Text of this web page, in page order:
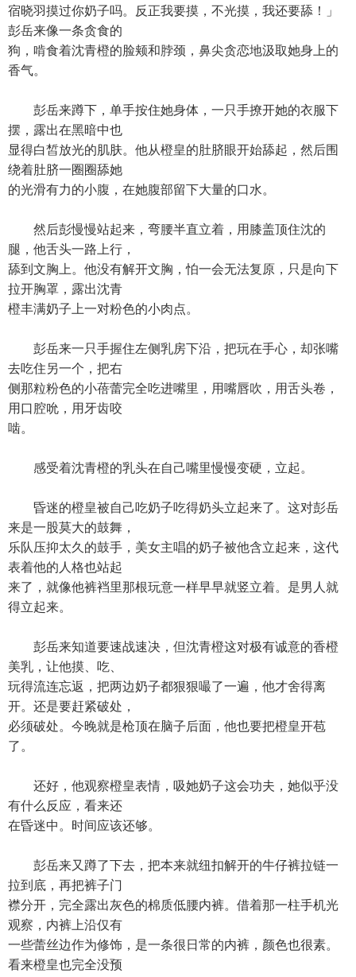
宿晓羽摸过你奶子吗。反正我要摸，不光摸，我还要舔！」
彭岳来像一条贪食的
狗，啃食着沈青橙的脸颊和脖颈，鼻尖贪恋地汲取她身上的
香气。
彭岳来蹲下，单手按住她身体，一只手撩开她的衣服下
摆，露出在黑暗中也
显得白皙放光的肌肤。他从橙皇的肚脐眼开始舔起，然后围
绕着肚脐一圈圈舔她
的光滑有力的小腹，在她腹部留下大量的口水。
然后彭慢慢站起来，弯腰半直立着，用膝盖顶住沈的
腿，他舌头一路上行，
舔到文胸上。他没有解开文胸，怕一会无法复原，只是向下
拉开胸罩，露出沈青
橙丰满奶子上一对粉色的小肉点。
彭岳来一只手握住左侧乳房下沿，把玩在手心，却张嘴
去吃住另一个，把右
侧那粒粉色的小蓓蕾完全吃进嘴里，用嘴唇吹，用舌头卷，
用口腔吮，用牙齿咬
啮。
感受着沈青橙的乳头在自己嘴里慢慢变硬，立起。
昏迷的橙皇被自己吃奶子吃得奶头立起来了。这对彭岳
来是一股莫大的鼓舞，
乐队压抑太久的鼓手，美女主唱的奶子被他含立起来，这代
表着他的人格也站起
来了，就像他裤裆里那根玩意一样早早就竖立着。是男人就
得立起来。
彭岳来知道要速战速决，但沈青橙这对极有诚意的香橙
美乳，让他摸、吃、
玩得流连忘返，把两边奶子都狠狠嘬了一遍，他才舍得离
开。还是要赶紧破处，
必须破处。今晚就是枪顶在脑子后面，他也要把橙皇开苞
了。
还好，他观察橙皇表情，吸她奶子这会功夫，她似乎没
有什么反应，看来还
在昏迷中。时间应该还够。
彭岳来又蹲了下去，把本来就纽扣解开的牛仔裤拉链一
拉到底，再把裤子门
襟分开，完全露出灰色的棉质低腰内裤。借着那一柱手机光
观察，内裤上沿仅有
一些蕾丝边作为修饰，是一条很日常的内裤，颜色也很素。
看来橙皇也完全没预